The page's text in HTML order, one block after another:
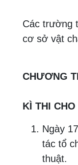
Các trường
cơ sở vật
CHƯƠNG
KÌ THI
Ngày
tác tổ
thuật.